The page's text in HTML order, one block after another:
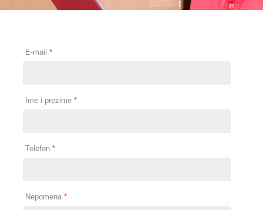
E-mail *
Ime i prezime *
Telefon *
Nepomena *